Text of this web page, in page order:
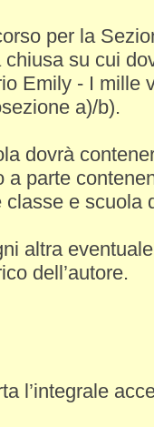
per la
su cui
Emily - I mille
a)/b).
dovrà
parte
classe e scuola
altra
dell’autore.
l’integrale